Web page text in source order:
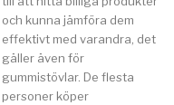
och kunna jämföra dem
effektivt med varandra, det
gäller även för
gummistövlar. De flesta
personer köper